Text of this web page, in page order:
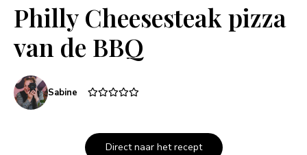
Philly Cheesesteak pizza
van de BBQ
Sabine
Direct naar het recept